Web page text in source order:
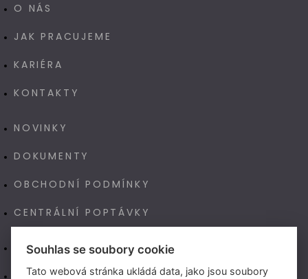
O NÁS
JAK PRACUJEME
KARIÉRA
KONTAKTY
NOVINKY
DOKUMENTY
OBCHODNÍ PODMÍNKY
CENTRÁLNÍ POPTÁVKY
E-SHOP
NAŠE VÝROBA TECHNOART
Souhlas se soubory cookie
Tato webová stránka ukládá data, jako jsou soubory